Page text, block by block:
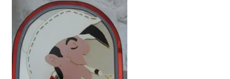
Mon compte
Panier
Tarifs